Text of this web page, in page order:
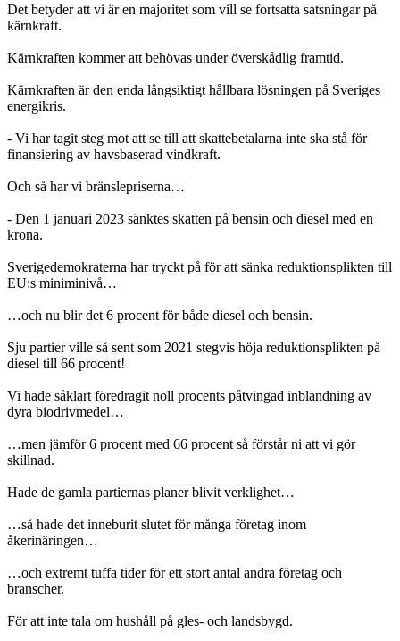
Det betyder att vi är en majoritet som vill se fortsatta satsningar på
kärnkraft.
Kärnkraften kommer att behövas under överskådlig framtid.
Kärnkraften är den enda långsiktigt hållbara lösningen på Sveriges
energikris.
- Vi har tagit steg mot att se till att skattebetalarna inte ska stå för
finansiering av havsbaserad vindkraft.
Och så har vi bränslepriserna…
- Den 1 januari 2023 sänktes skatten på bensin och diesel med en
krona.
Sverigedemokraterna har tryckt på för att sänka reduktionsplikten till
EU:s miniminivå…
…och nu blir det 6 procent för både diesel och bensin.
Sju partier ville så sent som 2021 stegvis höja reduktionsplikten på
diesel till 66 procent!
Vi hade såklart föredragit noll procents påtvingad inblandning av
dyra biodrivmedel…
…men jämför 6 procent med 66 procent så förstår ni att vi gör
skillnad.
Hade de gamla partiernas planer blivit verklighet…
…så hade det inneburit slutet för många företag inom
åkerinäringen…
…och extremt tuffa tider för ett stort antal andra företag och
branscher.
För att inte tala om hushåll på gles- och landsbygd.